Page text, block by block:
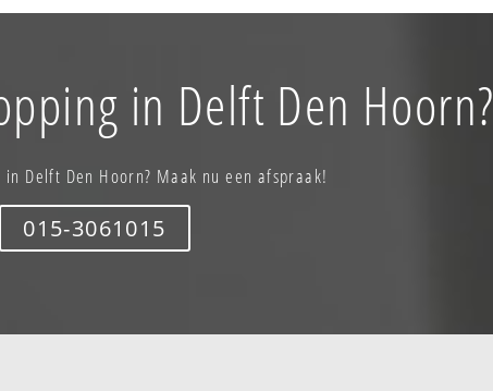
in Delft Den Hoorn?
in Delft Den Hoorn? Maak nu een afspraak!
015-3061015